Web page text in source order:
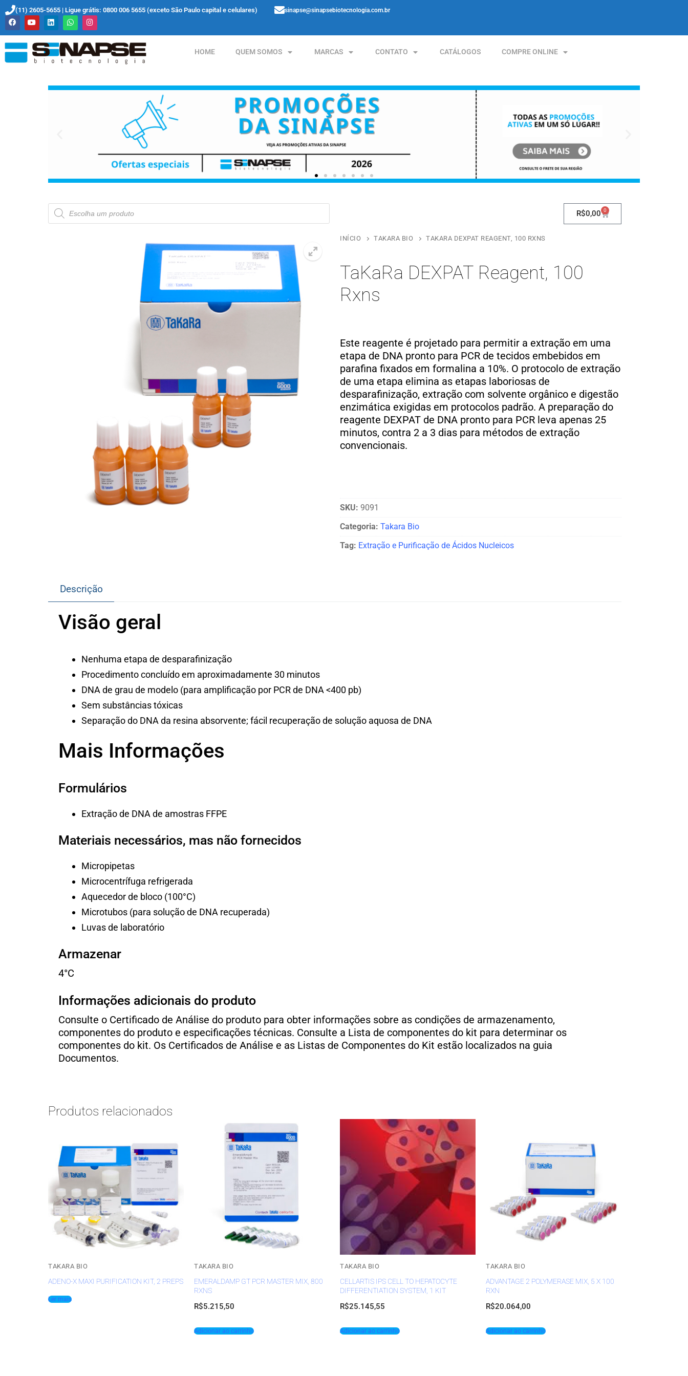
(11) 2605-5655 | Ligue grátis: 0800 006 5655 (exceto São Paulo capital e celulares) sinapse@sinapsebiotecnologia.com.br
HOME QUEM SOMOS MARCAS CONTATO CATÁLOGOS COMPRE ONLINE
R$0,00 0
INÍCIO TAKARA BIO TAKARA DEXPAT REAGENT, 100 RXNS
TaKaRa DEXPAT Reagent, 100
Rxns
Este reagente é projetado para permitir a extração em uma
etapa de DNA pronto para PCR de tecidos embebidos em
parafina fixados em formalina a 10%. O protocolo de extração
de uma etapa elimina as etapas laboriosas de
desparafinização, extração com solvente orgânico e digestão
enzimática exigidas em protocolos padrão. A preparação do
reagente DEXPAT de DNA pronto para PCR leva apenas 25
minutos, contra 2 a 3 dias para métodos de extração
convencionais.
SKU: 9091
Categoria: Takara Bio
Tag: Extração e Purificação de Ácidos Nucleicos
Descrição
Visão geral
Nenhuma etapa de desparafinização
Procedimento concluído em aproximadamente 30 minutos
DNA de grau de modelo (para amplificação por PCR de DNA <400 pb)
Sem substâncias tóxicas
Separação do DNA da resina absorvente; fácil recuperação de solução aquosa de DNA
Mais Informações
Formulários
Extração de DNA de amostras FFPE
Materiais necessários, mas não fornecidos
Micropipetas
Microcentrífuga refrigerada
Aquecedor de bloco (100°C)
Microtubos (para solução de DNA recuperada)
Luvas de laboratório
Armazenar
4°C
Informações adicionais do produto
Consulte o Certificado de Análise do produto para obter informações sobre as condições de armazenamento,
componentes do produto e especificações técnicas. Consulte a Lista de componentes do kit para determinar os
componentes do kit. Os Certificados de Análise e as Listas de Componentes do Kit estão localizados na guia
Documentos.
Produtos relacionados
TAKARA BIO
ADENO-X MAXI PURIFICATION KIT, 2 PREPS
Ler mais
TAKARA BIO
EMERALDAMP GT PCR MASTER MIX, 800
RXNS
R$5.215,50
Adicionar ao carrinho
TAKARA BIO
CELLARTIS IPS CELL TO HEPATOCYTE
DIFFERENTIATION SYSTEM, 1 KIT
R$25.145,55
Adicionar ao carrinho
TAKARA BIO
ADVANTAGE 2 POLYMERASE MIX, 5 X 100
RXN
R$20.064,00
Adicionar ao carrinho